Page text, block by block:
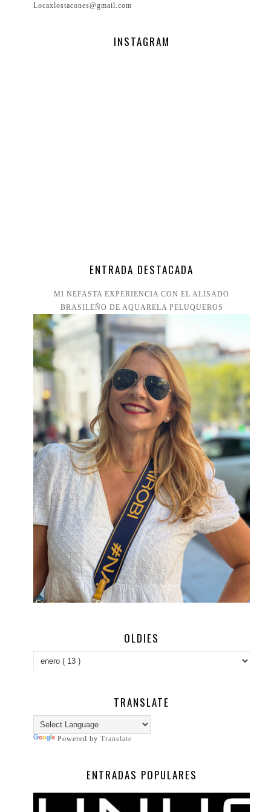
Locaxlostacones@gmail.com
INSTAGRAM
ENTRADA DESTACADA
MI NEFASTA EXPERIENCIA CON EL ALISADO
BRASILEÑO DE AQUARELA PELUQUEROS
OLDIES
TRANSLATE
Powered by Translate
ENTRADAS POPULARES